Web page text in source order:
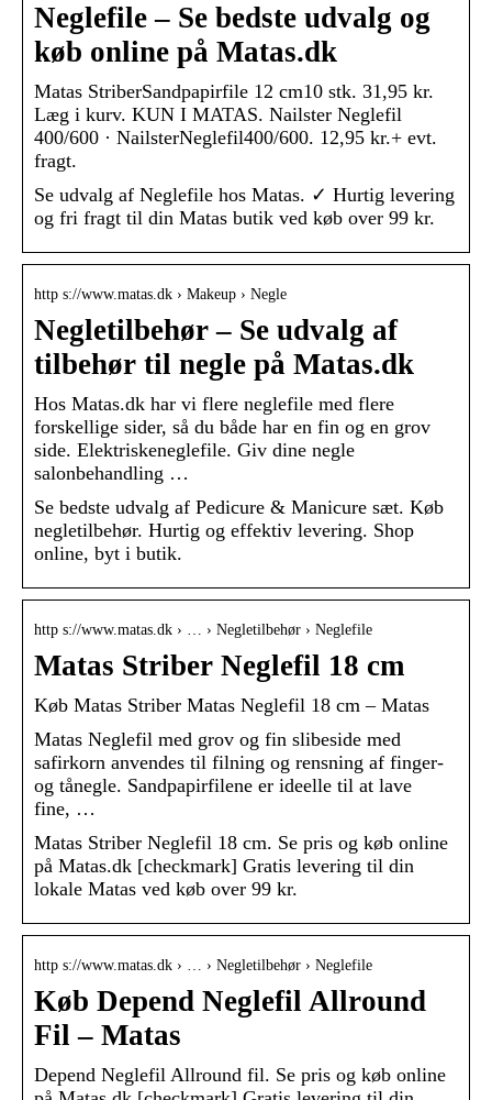
Neglefile – Se bedste udvalg og
køb online på Matas.dk
Matas StriberSandpapirfile 12 cm10 stk. 31,95 kr.
Læg i kurv. KUN I MATAS. Nailster Neglefil
400/600 · NailsterNeglefil400/600. 12,95 kr.+ evt.
fragt.
Se udvalg af Neglefile hos Matas. ✓ Hurtig levering
og fri fragt til din Matas butik ved køb over 99 kr.
http s://www.matas.dk › Makeup › Negle
Negletilbehør – Se udvalg af
tilbehør til negle på Matas.dk
Hos Matas.dk har vi flere neglefile med flere
forskellige sider, så du både har en fin og en grov
side. Elektriskeneglefile. Giv dine negle
salonbehandling …
Se bedste udvalg af Pedicure & Manicure sæt. Køb
negletilbehør. Hurtig og effektiv levering. Shop
online, byt i butik.
http s://www.matas.dk › … › Negletilbehør › Neglefile
Matas Striber Neglefil 18 cm
Køb Matas Striber Matas Neglefil 18 cm – Matas
Matas Neglefil med grov og fin slibeside med
safirkorn anvendes til filning og rensning af finger-
og tånegle. Sandpapirfilene er ideelle til at lave
fine, …
Matas Striber Neglefil 18 cm. Se pris og køb online
på Matas.dk [checkmark] Gratis levering til din
lokale Matas ved køb over 99 kr.
http s://www.matas.dk › … › Negletilbehør › Neglefile
Køb Depend Neglefil Allround
Fil – Matas
Depend Neglefil Allround fil. Se pris og køb online